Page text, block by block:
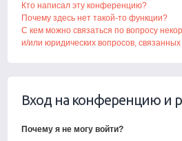
Кто написал эту конференцию?
Почему здесь нет такой-то функции?
С кем можно связаться по вопросу
и/или юридических вопросов,
Вход на конференцию и
Почему я не могу войти?